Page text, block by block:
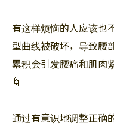
有这样烦恼的人应该也
型曲线被破坏，导致腰
累积会引发腰痛和肌肉
🌀
通过有意识地调整正确